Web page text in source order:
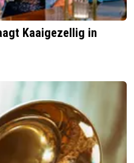
Kaaigezellig in